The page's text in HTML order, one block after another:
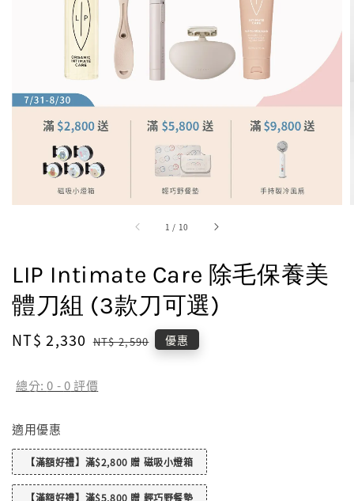
1 / 10
LIP Intimate Care 除毛保養美
體刀組 (3款刀可選)
Sale
NT$ 2,330 Regular
NT$ 2,590 優惠
總分:0 -0評價
適用優惠
【滿額好禮】滿$2,800 贈 磁吸小燈箱
【滿額好禮】滿$5,800 贈 輕巧野餐墊